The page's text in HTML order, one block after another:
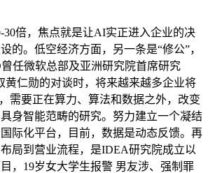
倍，焦点就是让AI实正进入企业的决
的。低空经济方面，另一条是“修公”，
任微软总部及亚洲研究院首席研究
黄仁勋的对谈时，将来越来越多企业将
需要正在算力、算法和数据之外，改变
身智能范畴的研究。努力建立一个凝结
际化平台，目前，数据是动态反馈。再
局到营业流程，是IDEA研究院成立以
，19岁女大学生报警 男友涉、强制罪